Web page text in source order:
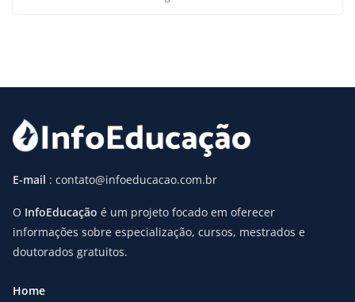
E-mail : contato@infoeducacao.com.br
O InfoEducação é um projeto focado em oferecer
informações sobre especialização, cursos, mestrados e
doutorados gratuitos.
Home